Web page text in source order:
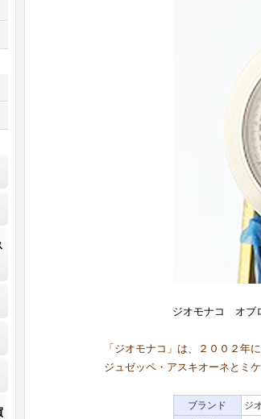
ジオモナコ オブ
「ジオモナコ」は、２００２年
ジュゼッペ・アスキオーネとミ
ブランド
ジ